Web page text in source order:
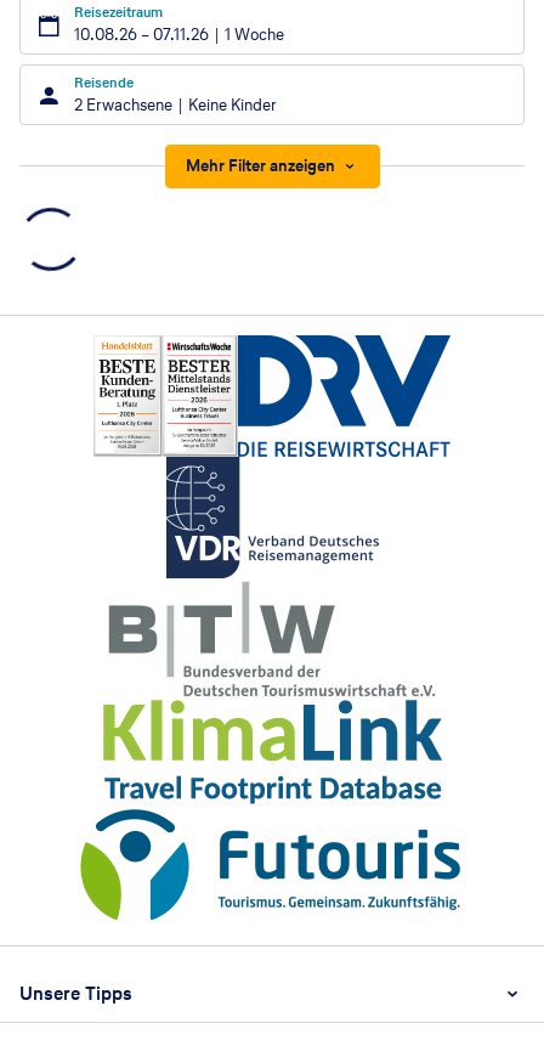
Reisezeitraum
10.08.26 –07.11.26 1 Woche
Reisende
2 Erwachsene Keine Kinder
Mehr Filter anzeigen
Unsere Tipps